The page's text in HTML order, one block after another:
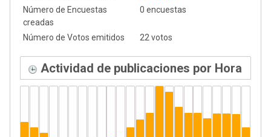
Número de Encuestas
creadas
0 encuestas
Número de Votos emitidos 22 votos
Actividad de publicaciones por Hora